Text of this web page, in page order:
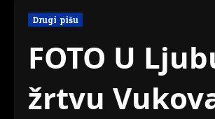
Drugi pišu
FOTO U
žrtvu